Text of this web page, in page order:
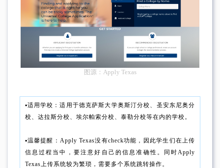
图源：Apply Texas
▪︎适用学校：适用于德克萨斯大学奥斯汀分校、圣安东尼奥分
校、达拉斯分校、埃尔帕索分校、泰勒分校等在内的学校。
▪︎温馨提醒：Apply Texas没有check功能，因此学生们在上传
信息过程当中，要注意好自己的信息准确性。同时Apply
Texas上传系统较为繁琐，需要多个系统跳转操作。